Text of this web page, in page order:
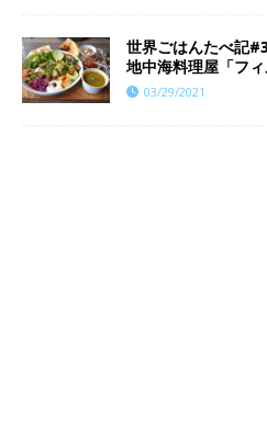
世界ごはんたべ記
地中海料理屋「フ
03/29/2021